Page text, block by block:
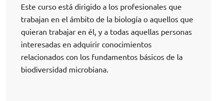
Este curso está dirigido a los profesionales que
trabajan en el ámbito de la biología o aquellos que
quieran trabajar en él, y a todas aquellas personas
interesadas en adquirir conocimientos
relacionados con los fundamentos básicos de la
biodiversidad microbiana.